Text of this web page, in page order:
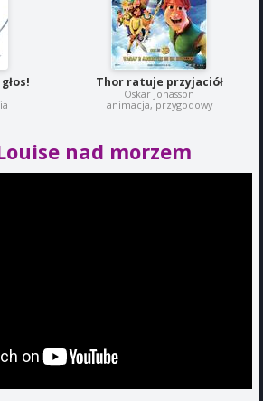
Thor ratuje przyjaciół
Oskar Jonasson
animacja, przygodowy
nad morzem